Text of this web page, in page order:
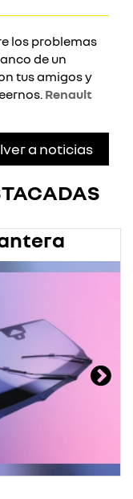
los problemas
de un
tus amigos y
Renault
a noticias